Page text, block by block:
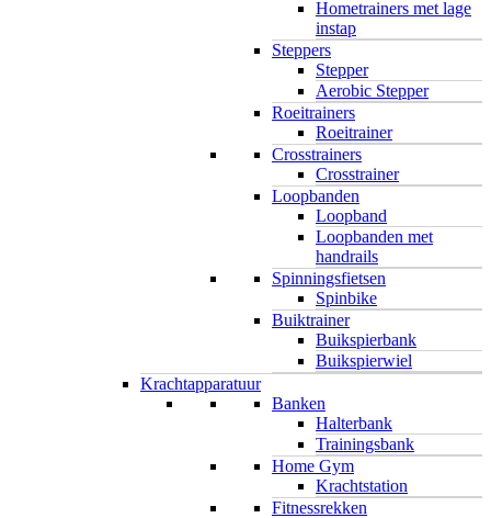
Hometrainers met lage
instap
Steppers
Stepper
Aerobic Stepper
Roeitrainers
Roeitrainer
Crosstrainers
Crosstrainer
Loopbanden
Loopband
Loopbanden met
handrails
Spinningsfietsen
Spinbike
Buiktrainer
Buikspierbank
Buikspierwiel
Krachtapparatuur
Banken
Halterbank
Trainingsbank
Home Gym
Krachtstation
Fitnessrekken